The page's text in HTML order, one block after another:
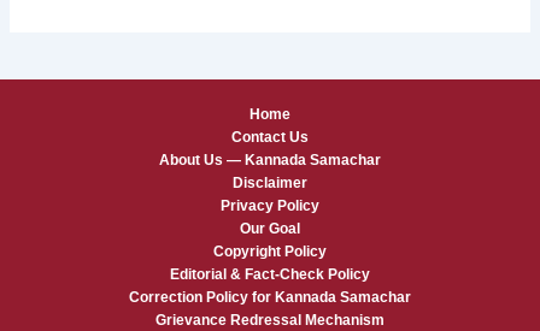
Home
Contact Us
About Us — Kannada Samachar
Disclaimer
Privacy Policy
Our Goal
Copyright Policy
Editorial & Fact-Check Policy
Correction Policy for Kannada Samachar
Grievance Redressal Mechanism